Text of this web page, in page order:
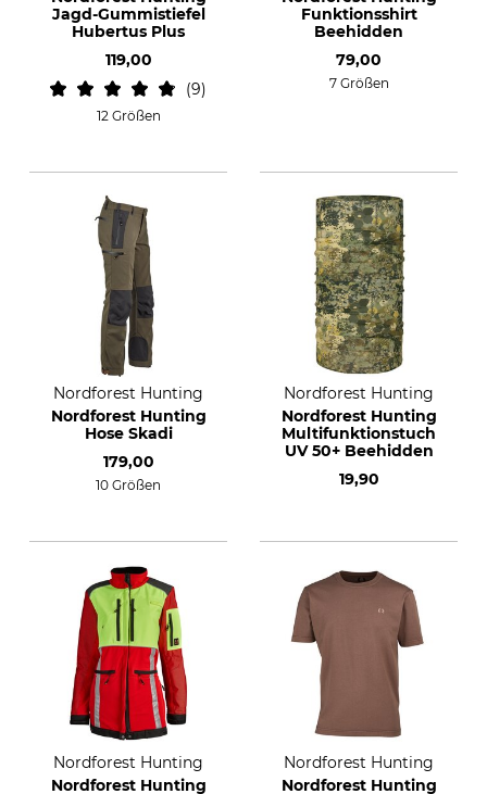
Jagd-Gummistiefel
Hubertus Plus
119,00
9
12 Größen
Funktionsshirt
Beehidden
79,00
7 Größen
Nordforest Hunting
Nordforest Hunting
Hose Skadi
179,00
10 Größen
Nordforest Hunting
Nordforest Hunting
Multifunktionstuch
UV 50+ Beehidden
19,90
Nordforest Hunting
Nordforest Hunting
Nordforest Hunting
Nordforest Hunting